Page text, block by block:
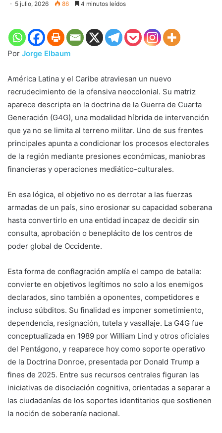
5 julio, 2026 86 4 minutos leídos
Por Jorge Elbaum
América Latina y el Caribe atraviesan un nuevo
recrudecimiento de la ofensiva neocolonial. Su matriz
aparece descripta en la doctrina de la Guerra de Cuarta
Generación (G4G), una modalidad híbrida de intervención
que ya no se limita al terreno militar. Uno de sus frentes
principales apunta a condicionar los procesos electorales
de la región mediante presiones económicas, maniobras
financieras y operaciones mediático-culturales.
En esa lógica, el objetivo no es derrotar a las fuerzas
armadas de un país, sino erosionar su capacidad soberana
hasta convertirlo en una entidad incapaz de decidir sin
consulta, aprobación o beneplácito de los centros de
poder global de Occidente.
Esta forma de conflagración amplía el campo de batalla:
convierte en objetivos legítimos no solo a los enemigos
declarados, sino también a oponentes, competidores e
incluso súbditos. Su finalidad es imponer sometimiento,
dependencia, resignación, tutela y vasallaje. La G4G fue
conceptualizada en 1989 por William Lind y otros oficiales
del Pentágono, y reaparece hoy como soporte operativo
de la Doctrina Donroe, presentada por Donald Trump a
fines de 2025. Entre sus recursos centrales figuran las
iniciativas de disociación cognitiva, orientadas a separar a
las ciudadanías de los soportes identitarios que sostienen
la noción de soberanía nacional.